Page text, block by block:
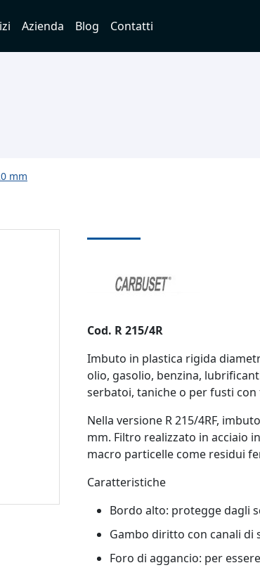
Azienda Blog Contatti
mm
Cod. R 215/4R
Imbuto in plastica rigida
olio, gasolio, benzina,
serbatoi, taniche o per fusti con
Nella versione R 215/4RF,
mm. Filtro realizzato in acciaio
macro particelle come residui
Caratteristiche
Bordo alto: protegge dagli
Gambo diritto con canali di
Foro di aggancio: per